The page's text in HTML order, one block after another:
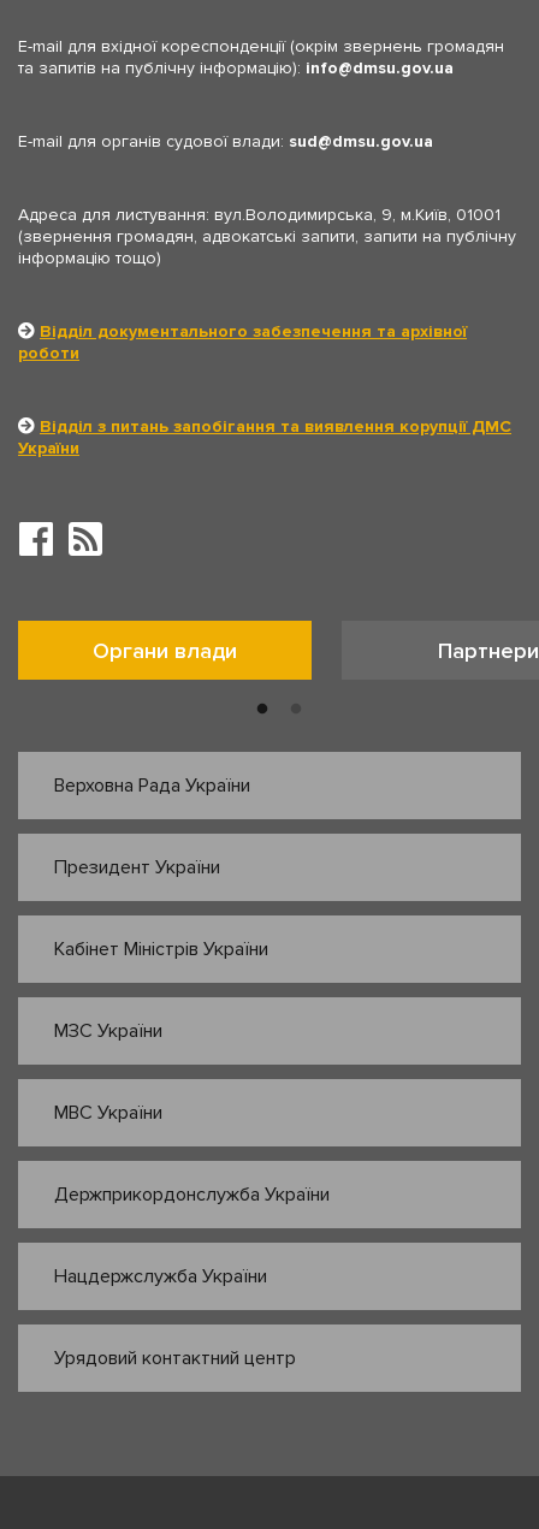
E-mail для вхідної кореспонденції (окрім звернень громадян
та запитів на публічну інформацію): info dmsu.gov.ua
E-mail для органів судової влади: sud dmsu.gov.ua
Адреса для листування: вул.Володимирська, 9, м.Київ, 01001
(звернення громадян, адвокатські запити, запити на публічну
інформацію тощо)
Відділ документального забезпечення та архівної
роботи
Відділ з питань запобігання та виявлення корупції ДМС
України
Органи влади Партнери
Верховна Рада України
Президент України
Кабінет Міністрів України
МЗС України
МВС України
Держприкордонслужба України
Нацдержслужба України
Урядовий контактний центр